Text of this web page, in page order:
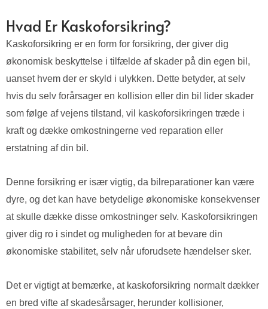
Hvad Er Kaskoforsikring?
Kaskoforsikring er en form for forsikring, der giver dig
økonomisk beskyttelse i tilfælde af skader på din egen bil,
uanset hvem der er skyld i ulykken. Dette betyder, at selv
hvis du selv forårsager en kollision eller din bil lider skader
som følge af vejens tilstand, vil kaskoforsikringen træde i
kraft og dække omkostningerne ved reparation eller
erstatning af din bil.
Denne forsikring er især vigtig, da bilreparationer kan være
dyre, og det kan have betydelige økonomiske konsekvenser
at skulle dække disse omkostninger selv. Kaskoforsikringen
giver dig ro i sindet og muligheden for at bevare din
økonomiske stabilitet, selv når uforudsete hændelser sker.
Det er vigtigt at bemærke, at kaskoforsikring normalt dækker
en bred vifte af skadesårsager, herunder kollisioner,